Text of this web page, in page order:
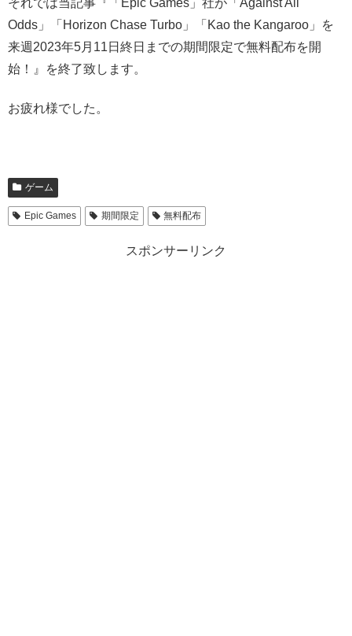
それでは当記事『「Epic Games」社が「Against All
Odds」「Horizon Chase Turbo」「Kao the Kangaroo」を
来週2023年5月11日終日までの期間限定で無料配布を開
始！』を終了致します。
お疲れ様でした。
ゲーム
Epic Games 期間限定 無料配布
スポンサーリンク